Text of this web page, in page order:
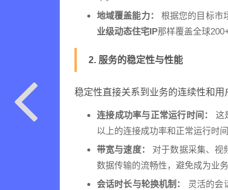
地域覆盖能力：
根据您的目标市
业级动态住宅IP那样覆盖全球
2. 服务的稳定性与性能
稳定性直接关系到业务的连续性和用
连接成功率与正常运行时间：
这
以上的连接成功率和正常运行时
带宽与速度：
对于数据采集、视
数据传输的流畅性，避免成为业务
会话时长与轮换机制：
灵活的会